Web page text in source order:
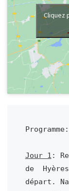
Cliquez
Programme:
Jour 1 :
de
départ.